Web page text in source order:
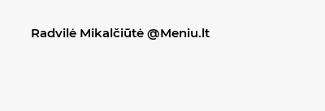
Radvilė Mikalčiūtė @Meniu.lt